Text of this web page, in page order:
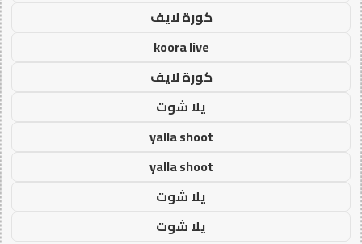
كورة لايف
koora live
كورة لايف
يلا شوت
yalla shoot
yalla shoot
يلا شوت
يلا شوت